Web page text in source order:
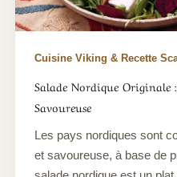
Cuisine Viking & Recette
Salade Nordique Originale
Savoureuse
Les pays nordiques sont
et savoureuse, à base de